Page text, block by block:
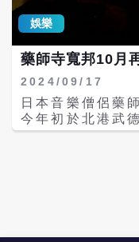
娛樂
藥師寺寬邦10月
2024/09/17
日本音樂僧侶藥
今年初於北港武
歌曲又被收錄在
出，10月他將
台，在北中南三地開唱。 新專